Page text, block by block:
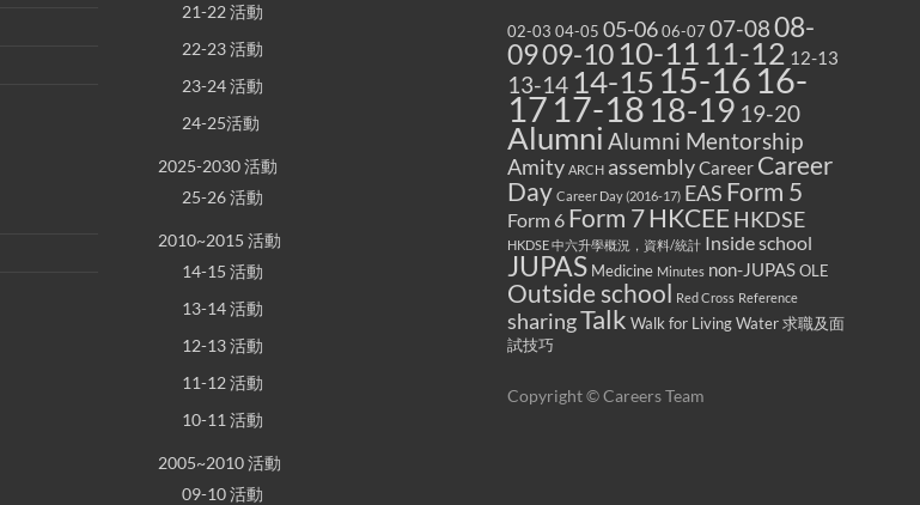
21-22 活動
22-23 活動
23-24 活動
24-25活動
2025-2030 活動
25-26 活動
2010~2015 活動
14-15 活動
13-14 活動
12-13 活動
11-12 活動
10-11 活動
2005~2010 活動
09-10 活動
02-03 04-05 05-0606-07 07-0808-
0909-10 10-11 11-12 12-13
13-14 14-15 15-16 16-
17 17-18 18-19 19-20
Alumni Alumni Mentorship
Amity ARCH assemblyCareer Career
Day Career Day (2016-17) EAS Form 5
Form 6 Form 7HKCEE HKDSE
HKDSE 中六升學概況，資料/統計 Inside school
JUPAS Medicine Minutes non-JUPASOLE
Outside school Red Cross Reference
sharingTalk Walk for Living Water求職及面
試技巧
Copyright © Careers Team